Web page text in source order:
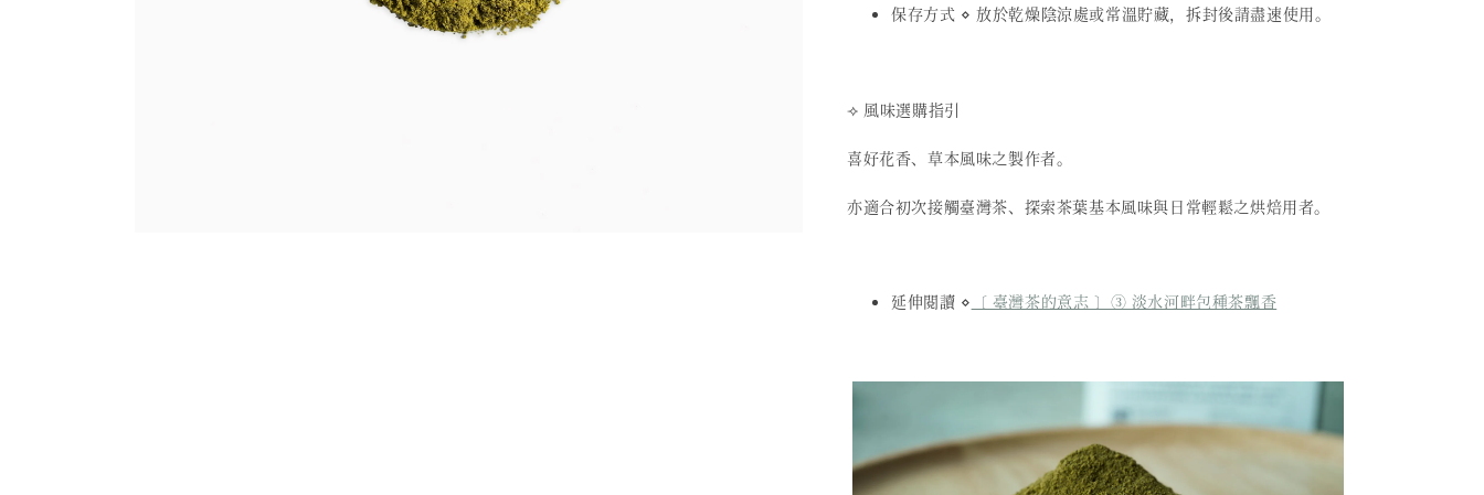
保存方式 ⋄ 放於乾燥陰涼處或常溫貯藏，拆封後請盡速使用。
⟢ 風味選購指引
喜好花香、草本風味之製作者。
亦適合初次接觸臺灣茶、探索茶葉基本風味與日常輕鬆之烘焙用者。
延伸閱讀 ⋄ 〔 臺灣茶的意志 〕③ 淡水河畔包種茶飄香